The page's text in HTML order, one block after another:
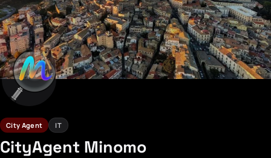
City Agent IT
CityAgent Minomo